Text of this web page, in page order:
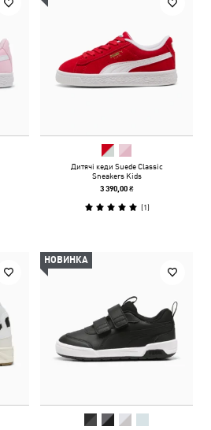
Дитячі кеди Suede Classic
Sneakers Kids
3 390,00 ₴
(1)
НОВИНКА